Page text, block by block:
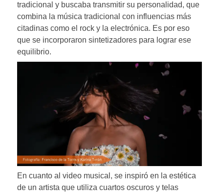
tradicional y buscaba transmitir su personalidad, que
combina la música tradicional con influencias más
citadinas como el rock y la electrónica. Es por eso
que se incorporaron sintetizadores para lograr ese
equilibrio.
En cuanto al video musical, se inspiró en la estética
de un artista que utiliza cuartos oscuros y telas